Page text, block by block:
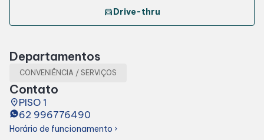
Lojas e Restaurantes
Lojas
Alimentação
directions_carDrive-thru
Departamentos
CONVENIÊNCIA / SERVIÇOS
Contato
placePISO 1
62 996776490
Horário de funcionamento chevron_right